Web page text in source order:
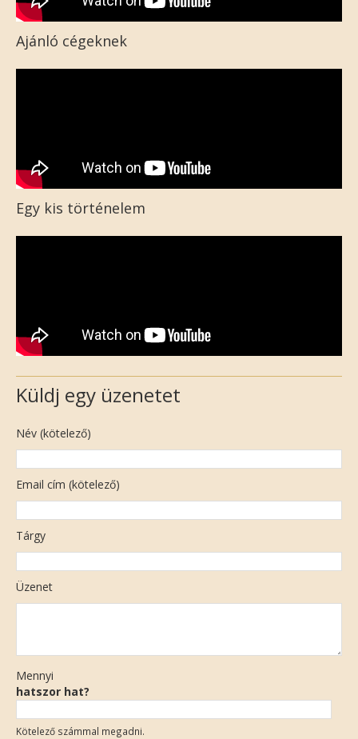
Ajánló cégeknek
Egy kis történelem
Küldj egy üzenetet
Név (kötelező)
Email cím (kötelező)
Tárgy
Üzenet
Mennyi
hatszor hat?
Kötelező számmal megadni.